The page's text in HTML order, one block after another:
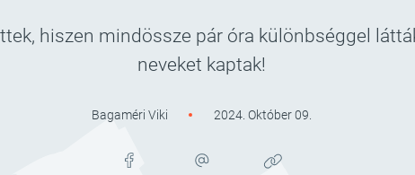
hiszen mindössze pár óra különbséggel
neveket kaptak!
Bagaméri Viki 2024. Október 09.